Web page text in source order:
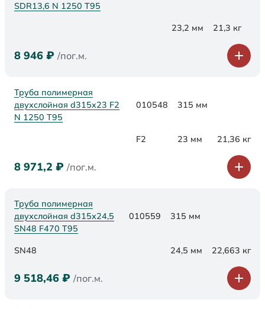
SDR13,6 N 1250 Т95
23,2 мм 21,3 кг
8 946 ₽ /пог.м.
Труба полимерная
двухслойная d315x23 F2
N 1250 Т95
010548 315 мм
F2 23 мм 21,36 кг
8 971,2 ₽ /пог.м.
Труба полимерная
двухслойная d315х24,5
SN48 F470 Т95
010559 315 мм
SN48 24,5 мм 22,663 кг
9 518,46 ₽ /пог.м.